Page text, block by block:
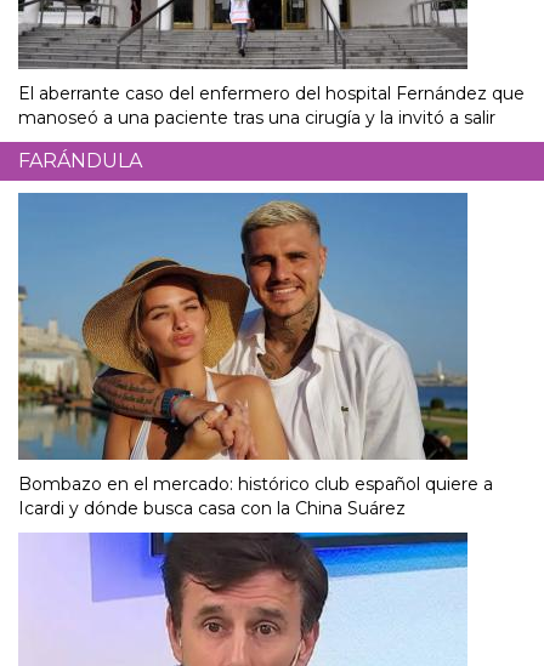
El aberrante caso del enfermero del hospital Fernández que
manoseó a una paciente tras una cirugía y la invitó a salir
FARÁNDULA
Bombazo en el mercado: histórico club español quiere a
Icardi y dónde busca casa con la China Suárez